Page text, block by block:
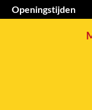
Openingstijden